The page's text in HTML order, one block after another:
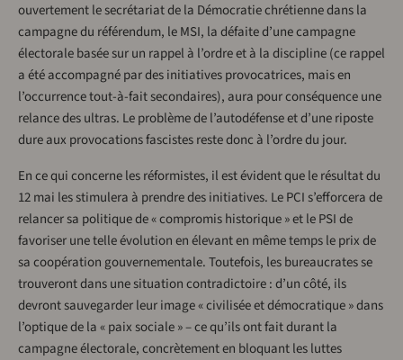
ouvertement le secrétariat de la Démocratie chrétienne dans la
campagne du référendum, le MSI, la défaite d’une campagne
électorale basée sur un rappel à l’ordre et à la discipline (ce rappel
a été accompagné par des initiatives provocatrices, mais en
l’occurrence tout-à-fait secondaires), aura pour conséquence une
relance des ultras. Le problème de l’autodéfense et d’une riposte
dure aux provocations fascistes reste donc à l’ordre du jour.
En ce qui concerne les réformistes, il est évident que le résultat du
12 mai les stimulera à prendre des initiatives. Le PCI s’efforcera de
relancer sa politique de « compromis historique » et le PSI de
favoriser une telle évolution en élevant en même temps le prix de
sa coopération gouvernementale. Toutefois, les bureaucrates se
trouveront dans une situation contradictoire : d’un côté, ils
devront sauvegarder leur image « civilisée et démocratique » dans
l’optique de la « paix sociale » – cequ’ils ont fait durant la
campagne électorale, concrètement en bloquant les luttes